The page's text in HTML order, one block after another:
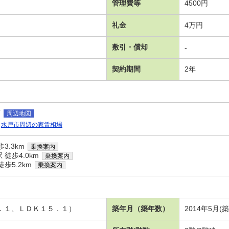
管理費等 4500円
礼金 4万円
敷引・償却 -
契約期間 2年
周辺地図
水戸市周辺の家賃相場
3.3km 乗換案内
徒歩4.0km 乗換案内
歩5.2km 乗換案内
、ＬＤＫ１５．１） 築年月（築年数） 2014年5月(